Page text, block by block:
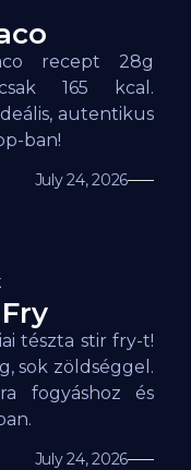
recept 28g
165 kcal.
autentikus
ban!
July 24, 2026
tészta stir fry-t!
sok zöldséggel.
fogyáshoz és
July 24, 2026